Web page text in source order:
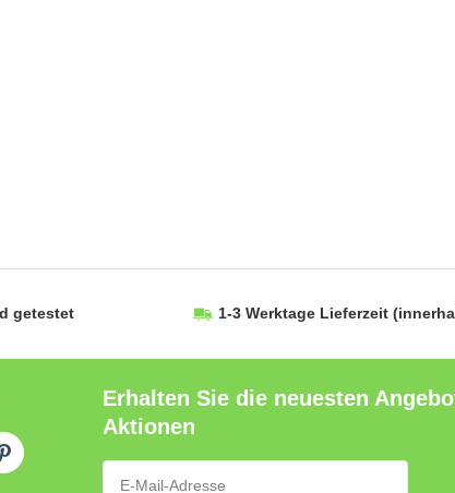
getestet 1-3 Werktage Lieferzeit
Erhalten Sie die neuesten
Aktionen